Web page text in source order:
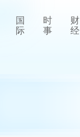
国
际
时
事
财
经